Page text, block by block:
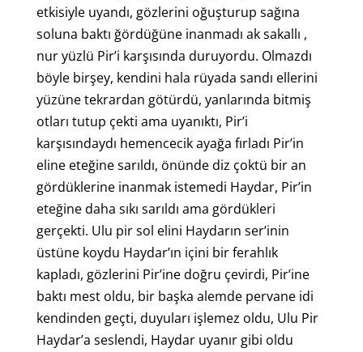
etkisiyle uyandı, gözlerini oğuşturup sağına
soluna baktı ğördüğüne inanmadı ak sakallı ,
nur yüzlü Pir’i karşısında duruyordu. Olmazdı
böyle birşey, kendini hala rüyada sandı ellerini
yüzüne tekrardan götürdü, yanlarında bitmiş
otları tutup çekti ama uyanıktı, Pir’i
karşısındaydı hemencecik ayağa fırladı Pir’in
eline eteğine sarıldı, önünde diz çoktü bir an
gördüklerine inanmak istemedi Haydar, Pir’in
eteğine daha sıkı sarıldı ama gördükleri
gerçekti. Ulu pir sol elini Haydarın ser’inin
üstüne koydu Haydar’ın içini bir ferahlık
kapladı, gözlerini Pir’ine doğru çevirdi, Pir’ine
baktı mest oldu, bir başka alemde pervane idi
kendinden geçti, duyuları işlemez oldu, Ulu Pir
Haydar’a seslendi, Haydar uyanır gibi oldu